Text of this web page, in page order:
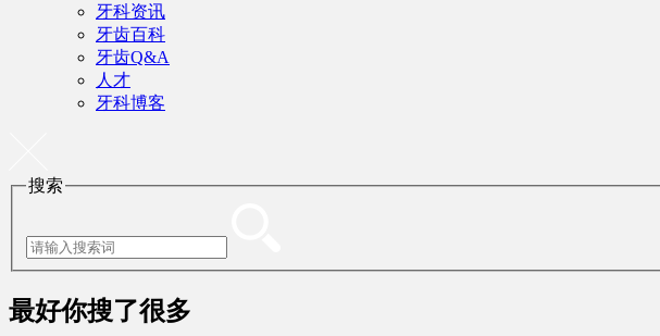
牙科资讯
牙齿百科
牙齿Q&A
人才
牙科博客
搜索
最好你搜了很多